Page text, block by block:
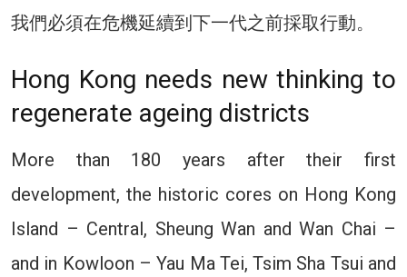
我們必須在危機延續到下一代之前採取行動。
Hong Kong needs new thinking to
regenerate ageing districts
More than 180 years after their first
development, the historic cores on Hong Kong
Island – Central, Sheung Wan and Wan Chai –
and in Kowloon – Yau Ma Tei, Tsim Sha Tsui and